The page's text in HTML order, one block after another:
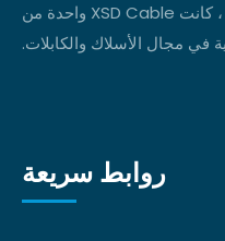
منذ تأسيسنا في عام 2013 ، كانت XSD Cable واحدة من
في مجال الأسلاك والكابلات.
روابط سريعة